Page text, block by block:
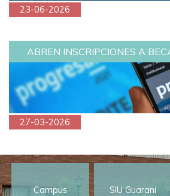
23-06-2026
ABREN INSCRIPCIONES A
27-03-2026
Campus SIU Guaraní